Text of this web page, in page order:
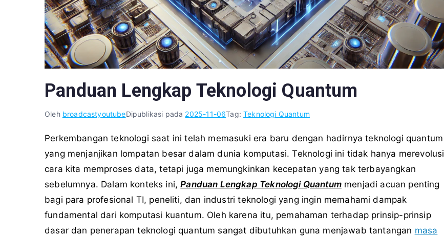
Panduan Lengkap Teknologi Quantum
Oleh broadcastyoutubeDipublikasi pada 2025-11-06Tag:Teknologi Quantum
Perkembangan teknologi saat ini telah memasuki era baru dengan hadirnya teknologi quantum
yang menjanjikan lompatan besar dalam dunia komputasi. Teknologi ini tidak hanya merevolusi
cara kita memproses data, tetapi juga memungkinkan kecepatan yang tak terbayangkan
sebelumnya. Dalam konteks ini,Panduan Lengkap Teknologi Quantummenjadi acuan penting
bagi para profesional TI, peneliti, dan industri teknologi yang ingin memahami dampak
fundamental dari komputasi kuantum. Oleh karena itu, pemahaman terhadap prinsip-prinsip
dasar dan penerapan teknologi quantum sangat dibutuhkan guna menjawab tantangan masa